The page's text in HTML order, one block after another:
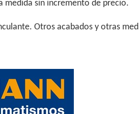
medida sin incremento de precio.
Otros acabados y otras